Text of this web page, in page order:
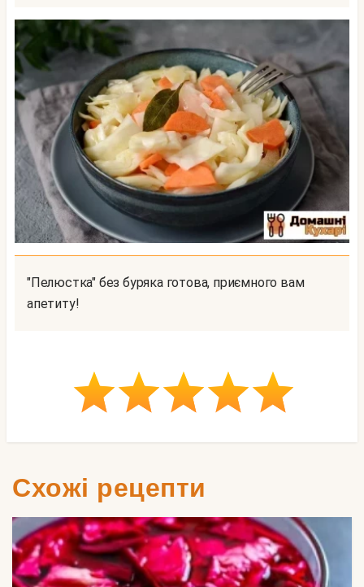
"пелюстка" без буряка готова, приємного вам
апетиту!
Схожі рецепти